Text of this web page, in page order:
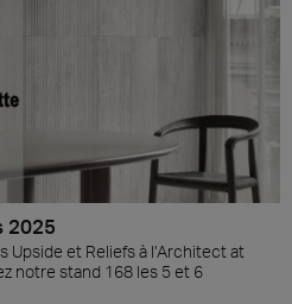
2025
et Reliefs à l’Architect at
notre stand 168 les 5 et 6